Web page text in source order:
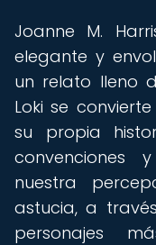
Joanne M.
elegante y
un relato lleno
Loki se
su propia
convenciones
nuestra
astucia, a
personajes